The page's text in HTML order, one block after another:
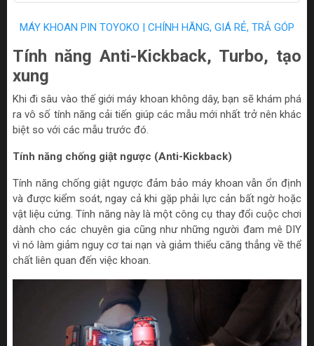
MÁY KHOAN PIN TOYOKO | CHÍNH HÃNG, GIÁ RẺ, TRẢ GÓP
Tính năng Anti-Kickback, Turbo, tạo
xung
Khi đi sâu vào thế giới máy khoan không dây, bạn sẽ khám phá
ra vô số tính năng cải tiến giúp các mẫu mới nhất trở nên khác
biệt so với các mẫu trước đó.
Tính năng chống giật ngược (Anti-Kickback)
Tính năng chống giật ngược đảm bảo máy khoan vẫn ổn định
và được kiểm soát, ngay cả khi gặp phải lực cản bất ngờ hoặc
vật liệu cứng. Tính năng này là một công cụ thay đổi cuộc chơi
dành cho các chuyên gia cũng như những người đam mê DIY
vì nó làm giảm nguy cơ tai nạn và giảm thiểu căng thẳng về thể
chất liên quan đến việc khoan.